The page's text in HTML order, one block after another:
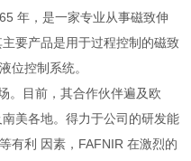
年，是一家专业从事磁致伸
要产品是用于过程控制的磁致
位控制系统。
。目前，其合作伙伴遍及欧
美各地。得力于公司的研发能
有利 因素，FAFNIR 在激烈的